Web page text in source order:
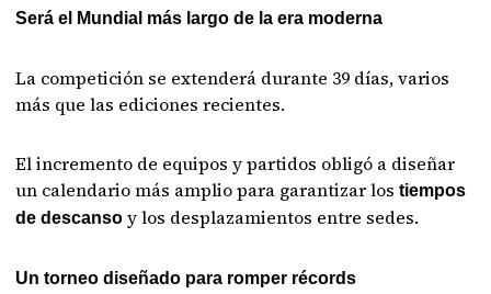
Será el Mundial más largo de la era moderna
La competición se extenderá durante 39 días, varios
más que las ediciones recientes.
El incremento de equipos y partidos obligó a diseñar
un calendario más amplio para garantizar lostiempos
de descanso y los desplazamientos entre sedes.
Un torneo diseñado para romper récords